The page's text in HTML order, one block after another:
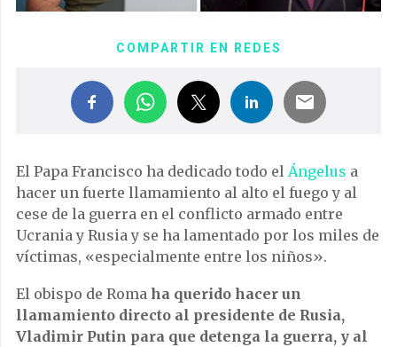
COMPARTIR EN REDES
El Papa Francisco ha dedicado todo el Ángelus a
hacer un fuerte llamamiento al alto el fuego y al
cese de la guerra en el conflicto armado entre
Ucrania y Rusia y se ha lamentado por los miles de
víctimas, «especialmente entre los niños».
El obispo de Roma ha querido hacer un
llamamiento directo al presidente de Rusia,
Vladimir Putin para que detenga la guerra, y al